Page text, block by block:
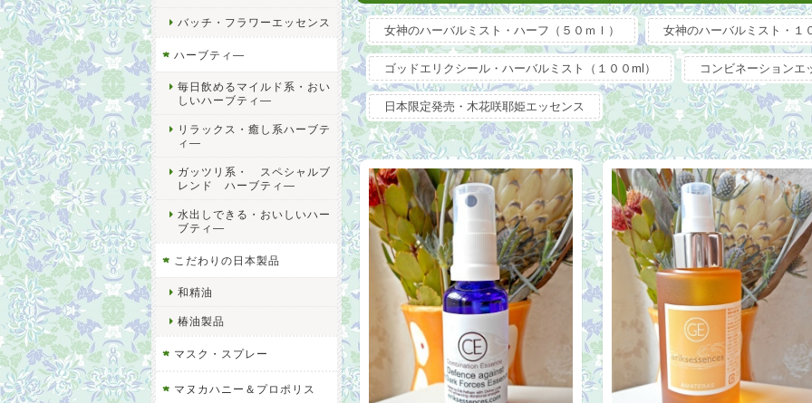
女神のハーバルミスト・ハーフ（５０ｍｌ） 女神のハーバルミスト・１
ゴッドエリクシール・ハーバルミスト（１００ml） コンビネーションエ
日本限定発売・木花咲耶姫エッセンス
バッチ・フラワーエッセンス
ハーブティ―
毎日飲めるマイルド系・おい
しいハーブティ―
リラックス・癒し系ハーブテ
ィ―
ガッツリ系・ スペシャルブ
レンド ハーブティ―
水出しできる・おいしいハー
ブティ―
こだわりの日本製品
和精油
椿油製品
マスク・スプレー
マヌカハニー＆プロポリス